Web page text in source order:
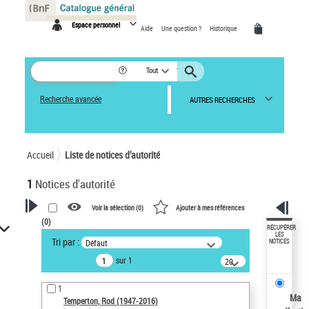
Espace personnel Aide Une question ? Historique
Tout
Recherche avancée AUTRES RECHERCHES
Accueil Liste de notices d’autorité
1 Notices d'autorité
VOTRE RECHERCHE
Recherche avancée dans les
notices d’autorité
Œuvres liées à l'auteur :
Temperton, Rod (1947-2016)
Voir la sélection (0) Ajouter à mes références
(0)
Tri par : Défaut
sur 1
20
résultats/page
1
Temperton, Rod (1947-2016)
RÉCUPÉRER
LES
NOTICES
Ma
Panneau de gestion des cookies